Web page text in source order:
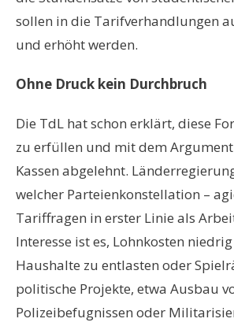
sollen in die Tarifverhandlungen
und erhöht werden.
Ohne Druck kein Durchbruch
Die TdL hat schon erklärt, diese
zu erfüllen und mit dem
Kassen abgelehnt. Lä
welcher Parteienkonstellation –
Tariffragen in erster Linie als
Interesse ist es, Lohnkosten
Haushalte zu entlasten oder Spielr
politische Projekte, etwa Ausbau
Polizeibefugnissen oder